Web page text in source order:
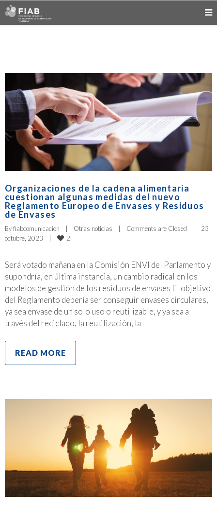
Organizaciones de la cadena alimentaria
cuestionan algunas medidas del nuevo
Reglamento Europeo de Envases y Residuos
de Envases
By fiabcomunicacion | Otras noticias | Comments are Closed |
23
octubre, 2023
| 2
Será votado mañana en la Comisión ENVI del Parlamento y
supondría, en última instancia, un cambio radical en los
modelos de gestión de los residuos de envases El objetivo
del Reglamento debería ser conseguir envases circulares,
ya sea envase de un solo uso o reutilizable, y ya sea a
través del reciclado, la reutilización, la
READ MORE